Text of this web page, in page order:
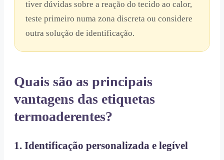
tiver dúvidas sobre a reação do tecido ao calor,
teste primeiro numa zona discreta ou considere
outra solução de identificação.
Quais são as principais
vantagens das etiquetas
termoaderentes?
1. Identificação personalizada e legível